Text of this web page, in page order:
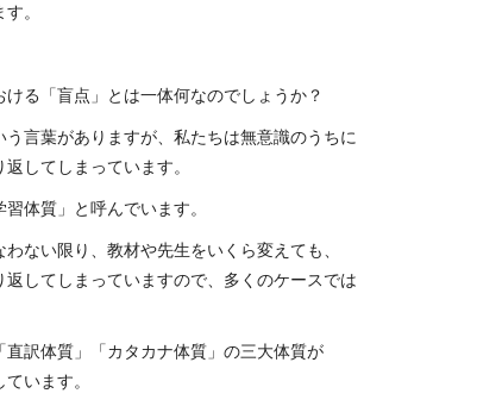
。
ける「盲点」とは一体何なのでしょうか？
う言葉がありますが、私たちは無意識のうちに
してしまっています。
体質」と呼んでいます。
ない限り、教材や先生をいくら変えても、
返してしまっていますので、多くのケースでは
直訳体質」「カタカナ体質」の三大体質が
います。